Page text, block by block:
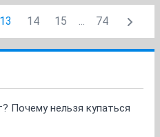
13 14 15 ... 74
Почему нельзя купаться